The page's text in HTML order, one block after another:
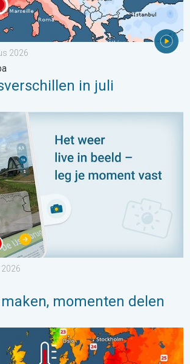
2026
in juli
momenten delen. Deel wat je ziet!. . .
momenten delen
ongewoon warm. Tot 30 graden. . .